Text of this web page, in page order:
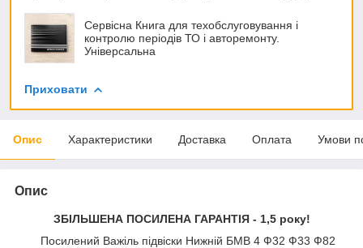
Сервісна Книга для техобслуговування і
контролю періодів ТО і авторемонту.
Універсальна
Приховати
Опис Характеристики Доставка Оплата Умови
Опис
ЗБІЛЬШЕНА ПОСИЛЕНА ГАРАНТІЯ - 1,5 року!
Посилений Важіль підвіски Нижній БМВ 4 Ф32 Ф33 Ф82